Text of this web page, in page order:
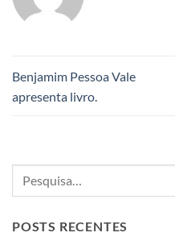
Benjamim Pessoa Vale
apresenta livro.
POSTS RECENTES